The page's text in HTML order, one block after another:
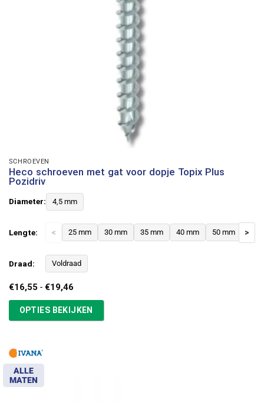
SCHROEVEN
Heco schroeven met gat voor dopje Topix Plus
Pozidriv
Diameter: 4,5 mm
Lengte: < 25 mm 30 mm 35 mm 40 mm 50 mm >
Draad: Voldraad
€16,55 - €19,46Prijsklasse:
tot
€19,46
OPTIES BEKIJKEN
ALLE
MATEN